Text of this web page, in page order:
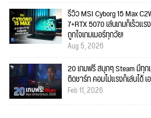
รีวิว MSI Cyborg 15 Max
7+RTX 5070 เล่นเกมก็เร็วแ
ถูกใจเกมเมอร์ทุกวัย!
Aug 5, 2026
20 เกมฟรี สนุกๆ Steam มีทุ
ติดชาร์ท คอมไม่แรงก็เล่นได้ เ
Feb 11, 2026